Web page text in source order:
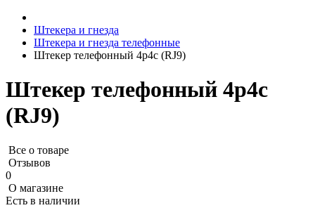
Штекера и гнезда
Штекера и гнезда телефонные
Штекер телефонный 4p4c (RJ9)
Штекер телефонный 4p4c
(RJ9)
Все о товаре
Отзывов
0
О магазине
Есть в наличии